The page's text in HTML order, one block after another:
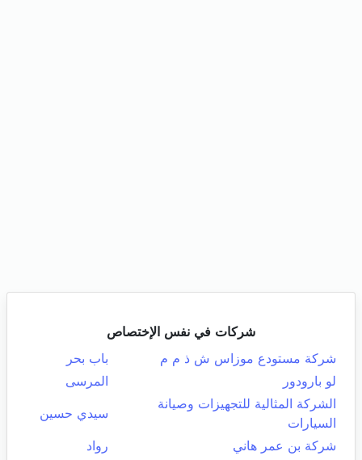
شركات في نفس الإختصاص
شركة مستودع موزاس ش ذ م م
باب بحر
لو بارودور
المرسى
الشركة المثالية للتجهيزات وصيانة
السيارات
سيدي حسين
شركة بن عمر هاني
رواد